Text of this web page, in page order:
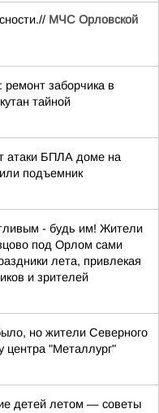
МЧС Орловской
ремонт заборчика в
тайной
атаки БПЛА доме на
подъемник
- будь им! Жители
под Орлом сами
лета, привлекая
и зрителей
но жители Северного
центра "Металлург"
детей летом — советы